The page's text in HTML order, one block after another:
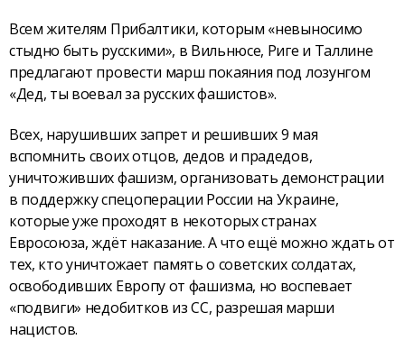
Всем жителям Прибалтики, которым «невыносимо
стыдно быть русскими», в Вильнюсе, Риге и Таллине
предлагают провести марш покаяния под лозунгом
«Дед, ты воевал за русских фашистов».
Всех, нарушивших запрет и решивших 9 мая
вспомнить своих отцов, дедов и прадедов,
уничтоживших фашизм, организовать демонстрации
в поддержку спецоперации России на Украине,
которые уже проходят в некоторых странах
Евросоюза, ждёт наказание. А что ещё можно ждать от
тех, кто уничтожает память о советских солдатах,
освободивших Европу от фашизма, но воспевает
«подвиги» недобитков из СС, разрешая марши
нацистов.